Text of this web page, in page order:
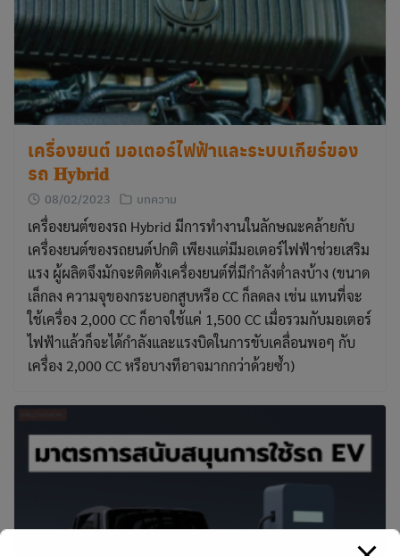
เครื่องยนต์ มอเตอร์ไฟฟ้าและระบบเกียร์ของ
รถ 𝐇𝐲𝐛𝐫𝐢𝐝
08/02/2023 บทความ
เครื่องยนต์ของรถ Hybrid มีการทำงานในลักษณะคล้ายกับ
เครื่องยนต์ของรถยนต์ปกติ เพียงแต่มีมอเตอร์ไฟฟ้าช่วยเสริม
แรง ผู้ผลิตจึงมักจะติดตั้งเครื่องยนต์ที่มีกำลังต่ำลงบ้าง (ขนาด
เล็กลง ความจุของกระบอกสูบหรือ CC ก็ลดลง เช่น แทนที่จะ
ใช้เครื่อง 2,000 CC ก็อาจใช้แค่ 1,500 CC เมื่อรวมกับมอเตอร์
ไฟฟ้าแล้วก็จะได้กำลังและแรงบิดในการขับเคลื่อนพอๆ กับ
เครื่อง 2,000 CC หรือบางทีอาจมากกว่าด้วยซ้ำ)